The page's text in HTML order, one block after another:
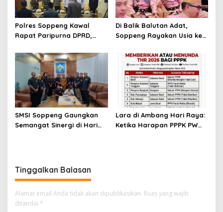
Polres Soppeng Kawal
Rapat Paripurna DPRD,
Jadi Pilar Stabilitas
Pemerintahan Daerah
Di Balik Balutan Adat,
Soppeng Rayakan Usia ke-
Kebersamaan
SMSI Soppeng Gaungkan
Semangat Sinergi di Hari
Lara di Ambang Hari Raya:
Ketika Harapan PPPK PW
Tinggalkan Balasan
Alamat email Anda tidak akan dipublikasikan. Ruas yang wajib
ditandai *